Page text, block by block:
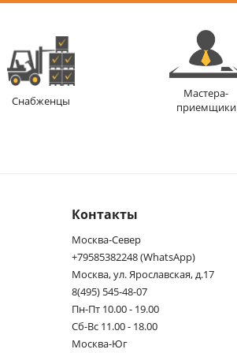
Снабженцы
Мастера-
приемщики
Контакты
Москва-Север
+79585382248 (WhatsApp)
Москва, ул. Ярославская, д.17
8(495) 545-48-07
Пн-Пт 10.00 - 19.00
Сб-Вс 11.00 - 18.00
Москва-Юг